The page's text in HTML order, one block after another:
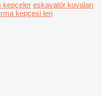
kepçeler eskavatör kovaları
kepçesi leri